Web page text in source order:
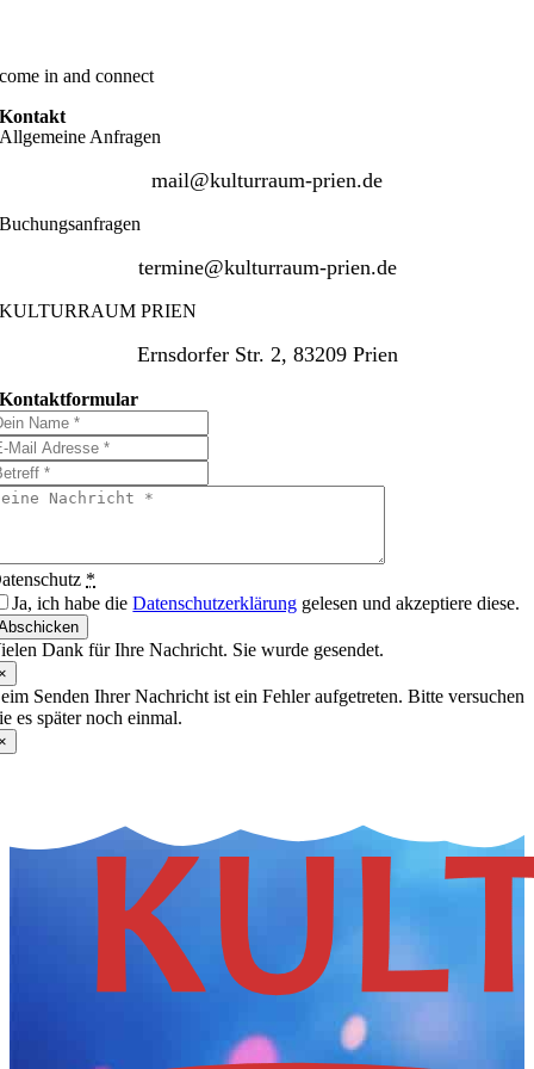
come in and connect
Kontakt
Allgemeine Anfragen
mail@kulturraum-prien.de
Buchungsanfragen
termine@kulturraum-prien.de
KULTURRAUM PRIEN
Ernsdorfer Str. 2, 83209 Prien
Kontaktformular
*
Ja, ich habe dieDatenschutzerklärung gelesen und akzeptiere diese.
Dank für Ihre Nachricht. Sie wurde gesendet.
Senden Ihrer Nachricht ist ein Fehler aufgetreten. Bitte versuchen
es später noch einmal.